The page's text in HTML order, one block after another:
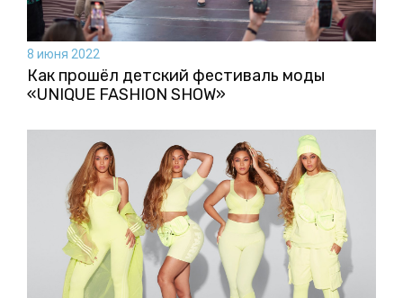
8 июня 2022
Как прошёл детский фестиваль моды
«UNIQUE FASHION SHOW»